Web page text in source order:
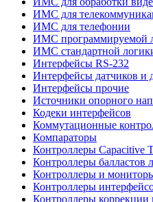
ИМС для
ИМС для телефонии
ИМС программируемой
ИМС стандартной
Интерфейсы RS-232
Интерфейсы датчиков и
Интерфейсы прочие
Источники опорного
Кодеки интерфейсов
Коммутационные
Компараторы
Контроллеры Capacitive
Контроллеры балластов
Контроллеры и
Контроллеры
Контроллеры